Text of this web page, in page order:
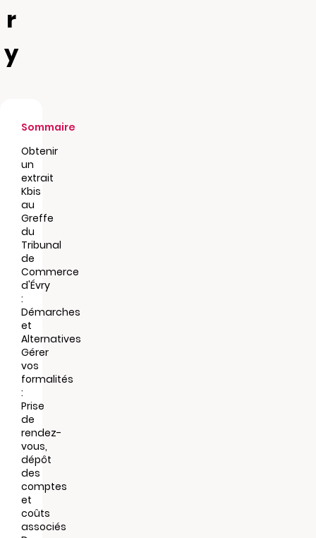
r
y
Sommaire
Obtenir
un
extrait
Kbis
au
Greffe
du
Tribunal
de
Commerce
d'Évry
:
Démarches
et
Alternatives
Gérer
vos
formalités
:
Prise
de
rendez-
vous,
dépôt
des
comptes
et
coûts
associés